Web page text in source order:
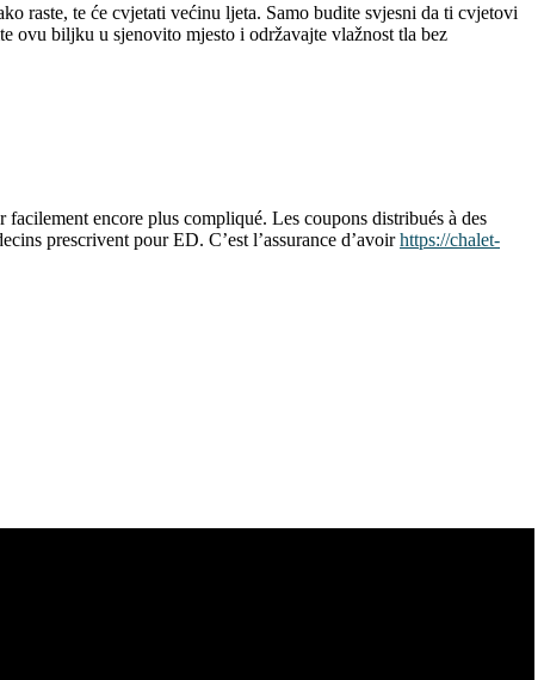
raste, te će cvjetati većinu ljeta. Samo budite svjesni da ti cvjetovi
ovu biljku u sjenovito mjesto i održavajte vlažnost tla bez
facilement encore plus compliqué. Les coupons distribués à des
prescrivent pour ED. C’est l’assurance d’avoirhttps://chalet-